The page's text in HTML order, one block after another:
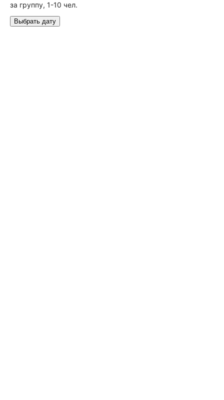
за группу, 1-10 чел.
Выбрать дату